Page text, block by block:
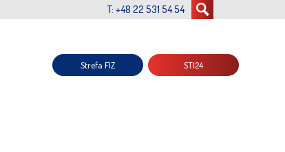
T: +48 22 531 54 54
Strefa FIZ STI24